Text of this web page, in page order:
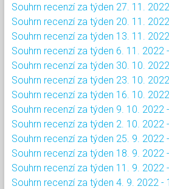
Souhrn recenzí za týden 27. 11. 2022
Souhrn recenzí za týden 20. 11. 2022
Souhrn recenzí za týden 13. 11. 2022
Souhrn recenzí za týden 6. 11. 2022 -
Souhrn recenzí za týden 30. 10. 2022
Souhrn recenzí za týden 23. 10. 2022
Souhrn recenzí za týden 16. 10. 2022
Souhrn recenzí za týden 9. 10. 2022 -
Souhrn recenzí za týden 2. 10. 2022 -
Souhrn recenzí za týden 25. 9. 2022 -
Souhrn recenzí za týden 18. 9. 2022 -
Souhrn recenzí za týden 11. 9. 2022 -
Souhrn recenzí za týden 4. 9. 2022 -